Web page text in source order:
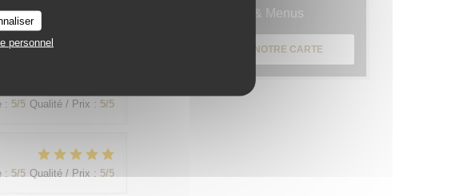
personnel
: 5/5 Qualité / Prix
: 5/5 Qualité / Prix : 5/5
: 5/5 Qualité / Prix : 5/5
Cartes & Menus
DÉCOUVRIR NOTRE CARTE